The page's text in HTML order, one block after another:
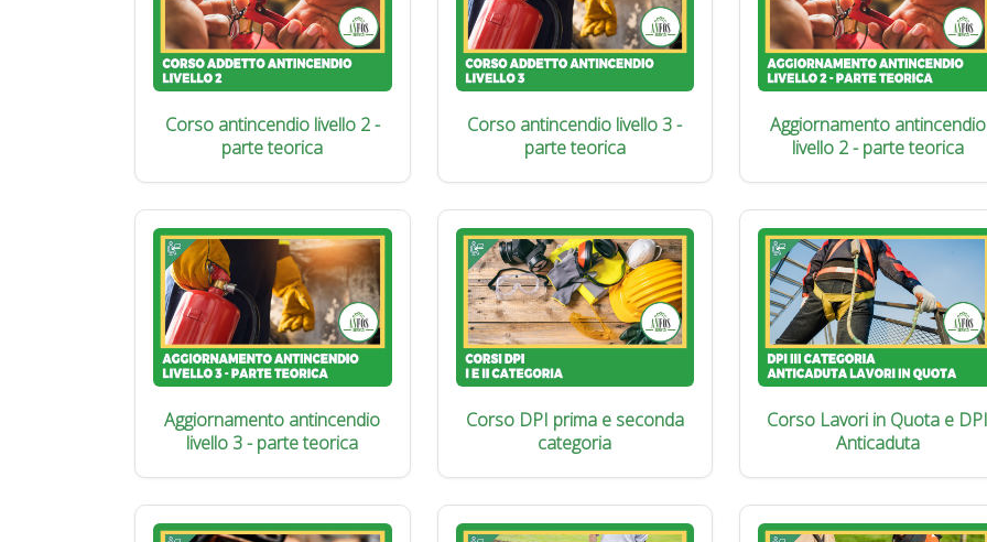
Corso antincendio livello 2 -
parte teorica
Corso antincendio livello 3 -
parte teorica
Aggiornamento antincendio
livello 2 - parte teorica
Aggiornamento antincendio
livello 3 - parte teorica
Corso DPI prima e seconda
categoria
Corso Lavori in Quota e
Anticaduta